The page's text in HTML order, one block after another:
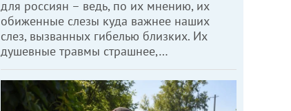
для россиян – ведь, по их мнению, их
обиженные слезы куда важнее наших
слез, вызванных гибелью близких. Их
душевные травмы страшнее,…